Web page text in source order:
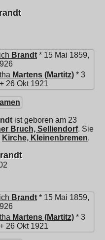
Brandt * 15 Mai 1859,
Martens (Martitz) * 3
26 Okt 1921
ist geboren am 23
Bruch, Selliendorf. Sie
Kirche, Kleinenbremen.
Brandt * 15 Mai 1859,
Martens (Martitz) * 3
26 Okt 1921